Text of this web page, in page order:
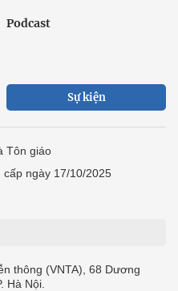
Podcast
Sự kiện
Tôn giáo
cấp ngày 17/10/2025
thông (VNTA), 68 Dương
Hà Nội.